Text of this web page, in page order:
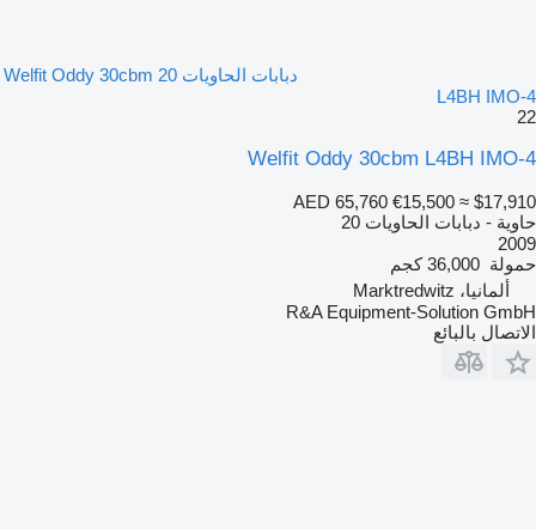
دبابات الحاويات 20 Welfit Oddy 30cbm
L4BH IMO-4
22
Welfit Oddy 30cbm L4BH IMO-4
AED 65,760 €15,500 ≈ $17,910
حاوية - دبابات الحاويات 20
2009
حمولة 36,000 كجم
ألمانيا، Marktredwitz
R&A Equipment-Solution GmbH
الاتصال بالبائع